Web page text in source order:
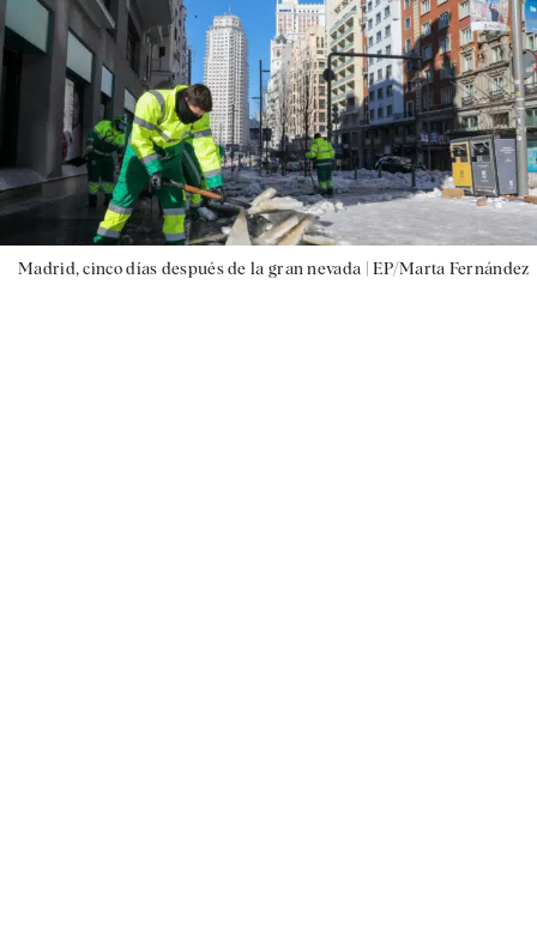
Madrid, cinco días después de la gran nevada |EP/Marta Fernández